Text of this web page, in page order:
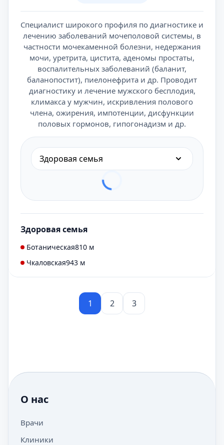
Специалист широкого профиля по диагностике и
лечению заболеваний мочеполовой системы, в
частности мочекаменной болезни, недержания
мочи, уретрита, цистита, аденомы простаты,
воспалительных заболеваний (баланит,
баланопостит), пиелонефрита и др. Проводит
диагностику и лечение мужского бесплодия,
климакса у мужчин, искривления полового
члена, ожирения, импотенции, дисфункции
половых гормонов, гипогонадизм и др.
Здоровая семья
Здоровая семья
Ботаническая810 м
Чкаловская943 м
1 2 3
О нас
Врачи
Клиники